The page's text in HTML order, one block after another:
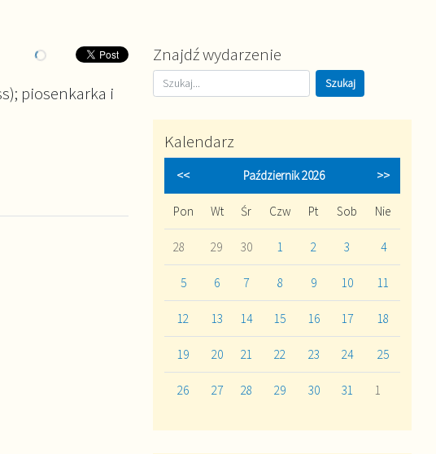
piosenkarka i
Znajdź wydarzenie
Kalendarz
<< Październik 2026 >>
Pon Wt Śr Czw Pt Sob Nie
28 29 30 1 2 3 4
5 6 7 8 9 10 11
12 13 14 15 16 17 18
19 20 21 22 23 24 25
26 27 28 29 30 31 1